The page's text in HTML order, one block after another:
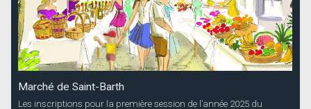
Marché de Saint-Barth
Les inscriptions pour la première session de l’année 2025 du